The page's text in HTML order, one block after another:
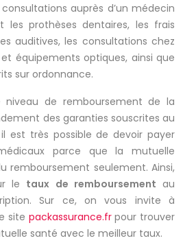
auprès d’un médecin
les prothèses dentaires, les frais
auditives, les consultations chez
équipements optiques, ainsi que
sur ordonnance.
de remboursement de la
des garanties souscrites au
est très possible de devoir payer
parce que la mutuelle
remboursement seulement. Ainsi,
le taux de remboursement au
Sur ce, on vous invite à
site packassurance.frpour trouver
santé avec le meilleur taux.